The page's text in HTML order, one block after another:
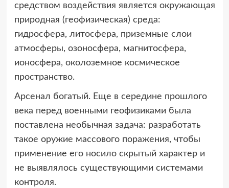
средством воздействия является окружающая
природная (геофизическая) среда:
гидросфера, литосфера, приземные слои
атмосферы, озоносфера, магнитосфера,
ионосфера, околоземное космическое
пространство.
Арсенал богатый. Еще в середине прошлого
века перед военными геофизиками была
поставлена необычная задача: разработать
такое оружие массового поражения, чтобы
применение его носило скрытый характер и
не выявлялось существующими системами
контроля.